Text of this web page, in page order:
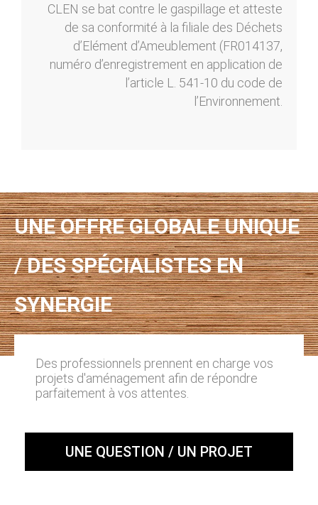
CLEN se bat contre le gaspillage et atteste
de sa conformité à la filiale des Déchets
d’Elément d’Ameublement (FR014137,
numéro d’enregistrement en application de
l’article L. 541-10 du code de
l’Environnement.
UNE OFFRE GLOBALE UNIQUE
/ DES SPÉCIALISTES EN
SYNERGIE
Des professionnels prennent en charge vos
projets d'aménagement afin de répondre
parfaitement à vos attentes.
UNE QUESTION / UN PROJET